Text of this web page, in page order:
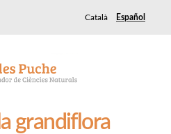
Català Español
grandiflora